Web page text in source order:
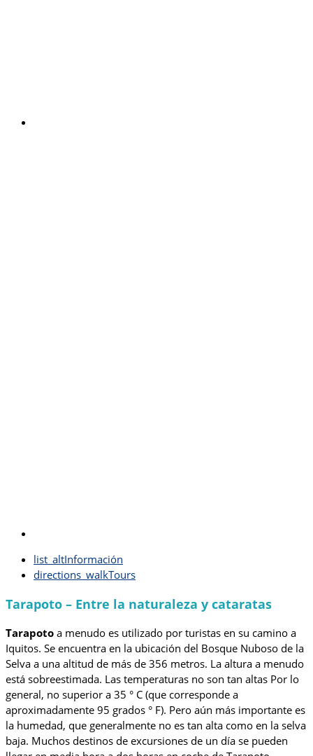
list_altInformación
directions_walkTours
Tarapoto – Entre la naturaleza y cataratas
Tarapoto a menudo es utilizado por turistas en su camino a
Iquitos. Se encuentra en la ubicación del Bosque Nuboso de la
Selva a una altitud de más de 356 metros. La altura a menudo
está sobreestimada. Las temperaturas no son tan altas Por lo
general, no superior a 35 ° C (que corresponde a
aproximadamente 95 grados ° F). Pero aún más importante es
la humedad, que generalmente no es tan alta como en la selva
baja. Muchos destinos de excursiones de un día se pueden